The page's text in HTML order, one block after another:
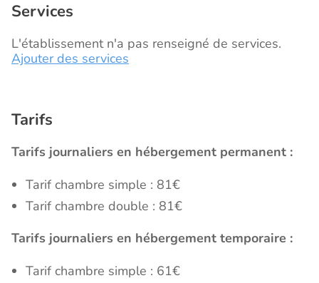
Services
L'établissement n'a pas renseigné de services.
Ajouter des services
Tarifs
Tarifs journaliers en hébergement permanent :
Tarif chambre simple : 81€
Tarif chambre double : 81€
Tarifs journaliers en hébergement temporaire :
Tarif chambre simple : 61€